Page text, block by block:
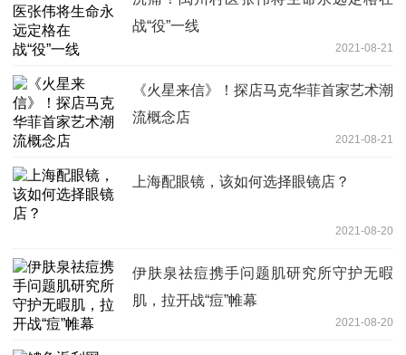
战“役”一线
2021-08-21
《火星来信》！探店马克华菲首家艺术潮
流概念店
2021-08-21
上海配眼镜，该如何选择眼镜店？
2021-08-20
伊肤泉祛痘携手问题肌研究所守护无暇
肌，拉开战“痘”帷幕
2021-08-20